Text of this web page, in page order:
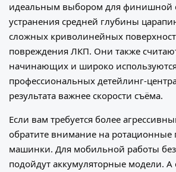
идеальным выбором для финишной
устранения средней глубины
сложных криволинейных
повреждения ЛКП. Они также
начинающих и широко
профессиональных детейлинг-
результата важнее скорости съёма.
Если вам требуется более
обратите внимание на ротационные
машинки. Для мобильной работы
подойдут аккумуляторные модели. А